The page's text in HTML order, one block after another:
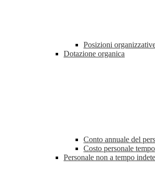
Posizioni
Dotazione organica
Conto annuale del
Costo personale
Personale non a tempo